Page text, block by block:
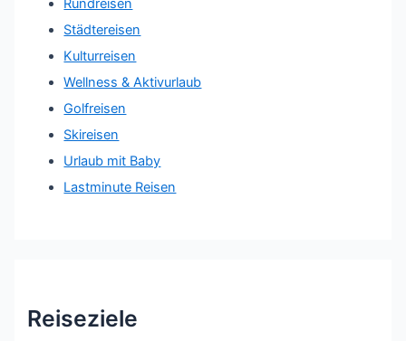
Städtereisen
Kulturreisen
Wellness & Aktivurlaub
Golfreisen
Skireisen
Urlaub mit Baby
Lastminute Reisen
Reiseziele